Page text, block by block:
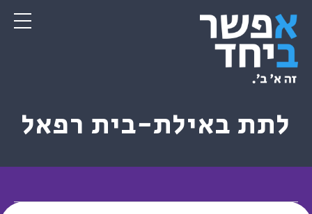
לתת באילת-בית רפאל